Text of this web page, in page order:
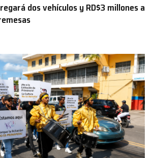
dos vehículos y RD$3 millones a